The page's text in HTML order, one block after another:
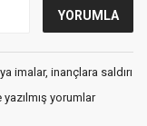
imalar, inançlara saldırı
yorumlar